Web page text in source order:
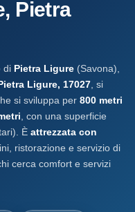
Pietra
di Pietra Ligure (Savona),
Ligure, 17027 , si
si sviluppa per 800 metri
, con una superficie
È attrezzata con
ristorazione e servizio di
cerca comfort e servizi